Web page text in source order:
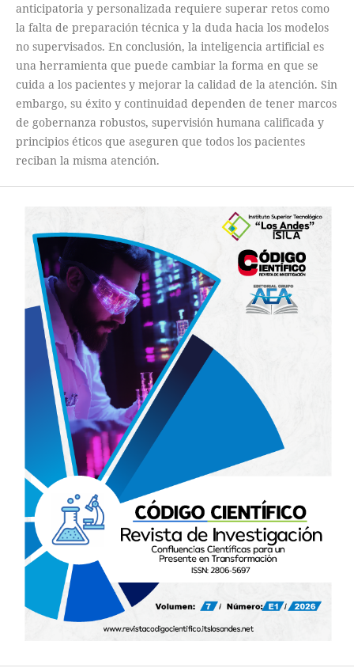
anticipatoria y personalizada requiere superar retos como
la falta de preparación técnica y la duda hacia los modelos
no supervisados. En conclusión, la inteligencia artificial es
una herramienta que puede cambiar la forma en que se
cuida a los pacientes y mejorar la calidad de la atención. Sin
embargo, su éxito y continuidad dependen de tener marcos
de gobernanza robustos, supervisión humana calificada y
principios éticos que aseguren que todos los pacientes
reciban la misma atención.